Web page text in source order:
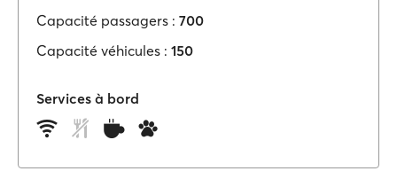
Capacité passagers : 700
Capacité véhicules : 150
Services à bord